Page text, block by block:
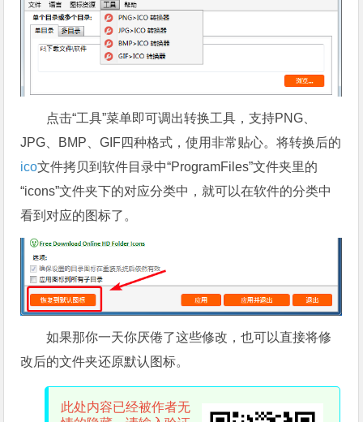
点击“工具”菜单即可调出转换工具，支持PNG、
JPG、BMP、GIF四种格式，使用非常贴心。将转换后的
ico文件拷贝到软件目录中“ProgramFiles”文件夹里的
“icons”文件夹下的对应分类中，就可以在软件的分类中
看到对应的图标了。
如果那你一天你厌倦了这些修改，也可以直接将修
改后的文件夹还原默认图标。
此处内容已经被作者无